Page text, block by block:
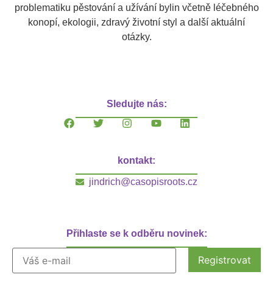
problematiku pěstování a užívání bylin včetně léčebného
konopí, ekologii, zdravý životní styl a další aktuální
otázky.
Sledujte nás:
kontakt:
jindrich@casopisroots.cz
Přihlaste se k odběru novinek: